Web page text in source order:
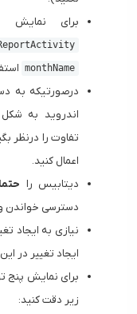
برای
monthName
درصورتیکه به
اندروید به شکل
تفاوت را درنظر
اعمال کنید.
دیتابیس را حتما
دسترسی خواندن
نیازی به ایجاد
ایجاد تغییر در
برای نمایش پنج
زیر دقت کنید: